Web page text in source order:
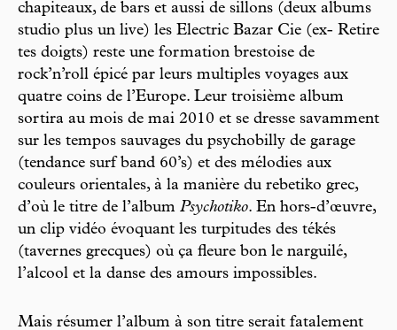
chapiteaux, de bars et aussi de sillons (deux albums
studio plus un live) les Electric Bazar Cie (ex- Retire
tes doigts) reste une formation brestoise de
rock’n’roll épicé par leurs multiples voyages aux
quatre coins de l’Europe. Leur troisième album
sortira au mois de mai 2010 et se dresse savamment
sur les tempos sauvages du psychobilly de garage
(tendance surf band 60’s) et des mélodies aux
couleurs orientales, à la manière du rebetiko grec,
d’où le titre de l’album Psychotiko. En hors-d’œuvre,
un clip vidéo évoquant les turpitudes des tékés
(tavernes grecques) où ça fleure bon le narguilé,
l’alcool et la danse des amours impossibles.
Mais résumer l’album à son titre serait fatalement